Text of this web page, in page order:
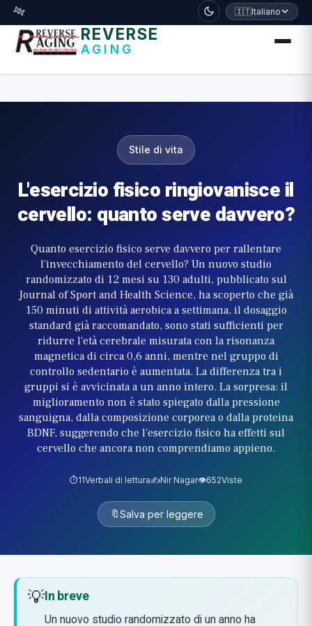
דלג לתוכן הראשי
🧬 🇮🇹Italiano
REVERSE
AGING
Stile di vita
L'esercizio fisico ringiovanisce il
cervello: quanto serve davvero?
Quanto esercizio fisico serve davvero per rallentare
l'invecchiamento del cervello? Un nuovo studio
randomizzato di 12 mesi su 130 adulti, pubblicato sul
Journal of Sport and Health Science, ha scoperto che già
150 minuti di attività aerobica a settimana, il dosaggio
standard già raccomandato, sono stati sufficienti per
ridurre l'età cerebrale misurata con la risonanza
magnetica di circa 0,6 anni, mentre nel gruppo di
controllo sedentario è aumentata. La differenza tra i
gruppi si è avvicinata a un anno intero. La sorpresa: il
miglioramento non è stato spiegato dalla pressione
sanguigna, dalla composizione corporea o dalla proteina
BDNF, suggerendo che l'esercizio fisico ha effetti sul
cervello che ancora non comprendiamo appieno.
⏱️11Verbali di lettura✍️Nir Nagar👁️652Viste
🔖Salva per leggere
💡In breve
Un nuovo studio randomizzato di un anno ha